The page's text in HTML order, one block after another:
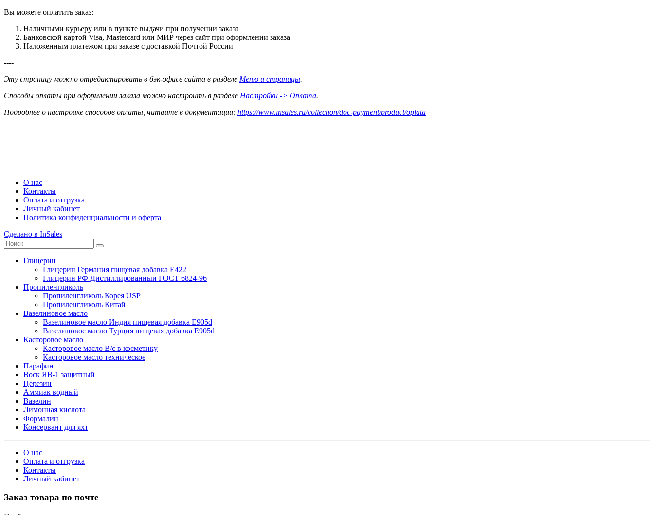
Вы можете оплатить заказ:
Наличными курьеру или в пункте выдачи при получении заказа
Банковской картой Visa, Mastercard или МИР через сайт при оформлении заказа
Наложенным платежом при заказе с доставкой Почтой России
----
Эту страницу можно отредактировать в бэк-офисе сайта в разделе Меню и страницы.
Способы оплаты при оформлении заказа можно настроить в разделе Настройки -> Оплата.
Подробнее о настройке способов оплаты, читайте в документации: https://www.insales.ru/collection/doc-payment/product/oplata
О нас
Контакты
Оплата и отгрузка
Личный кабинет
Политика конфиденциальности и оферта
Сделано в InSales
Глицерин
Глицерин Германия пищевая добавка Е422
Глицерин РФ Дистиллированный ГОСТ 6824-96
Пропиленгликоль
Пропиленгликоль Корея USP
Пропиленгликоль Китай
Вазелиновое масло
Вазелиновое масло Индия пищевая добавка Е905d
Вазелиновое масло Турция пищевая добавка Е905d
Касторовое масло
Касторовое масло В/с в косметику
Касторовое масло техническое
Парафин
Воск ЯВ-1 защитный
Церезин
Аммиак водный
Вазелин
Лимонная кислота
Формалин
Консервант для яхт
О нас
Оплата и отгрузка
Контакты
Личный кабинет
Заказ товара по почте